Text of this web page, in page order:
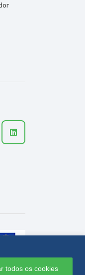
todos os cookies